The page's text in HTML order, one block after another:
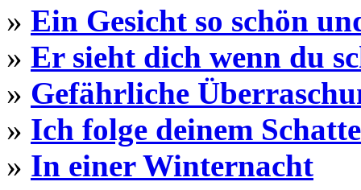
» Ein Gesicht so schön
» Er sieht dich wenn du
» Gefährliche
» Ich folge deinem
» In einer Winternacht